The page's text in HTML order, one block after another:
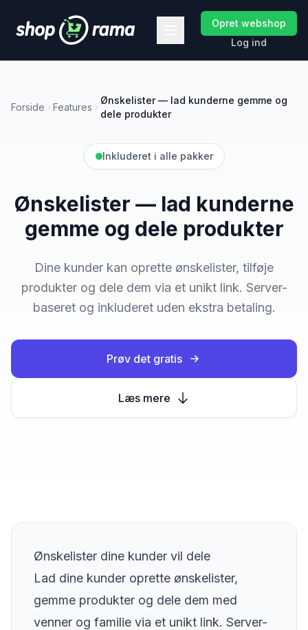
Opret webshop
Log ind
Forside Features
Ønskelister — lad kunderne gemme og
dele produkter
Inkluderet i alle pakker
Ønskelister — lad kunderne
gemme og dele produkter
Dine kunder kan oprette ønskelister, tilføje
produkter og dele dem via et unikt link. Server-
baseret og inkluderet uden ekstra betaling.
Prøv det gratis
Læs mere
Ønskelister dine kunder vil dele
Lad dine kunder oprette ønskelister,
gemme produkter og dele dem med
venner og familie via et unikt link. Server-